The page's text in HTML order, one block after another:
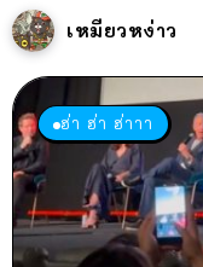
เหมียวหง่าว
ฮ่า ฮ่า ฮ่าาา